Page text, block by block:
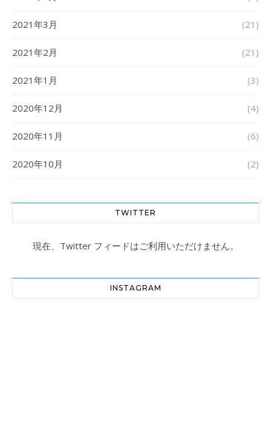
2021年3月 (21)
2021年2月 (21)
2021年1月 (3)
2020年12月 (4)
2020年11月 (6)
2020年10月 (2)
TWITTER
現在、Twitter フィードはご利用いただけません。
INSTAGRAM